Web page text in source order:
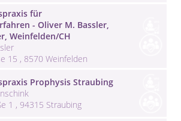
für
- Oliver M. Bassler,
Weinfelden/CH
15 , 8570 Weinfelden
Prophysis Straubing
1 , 94315 Straubing